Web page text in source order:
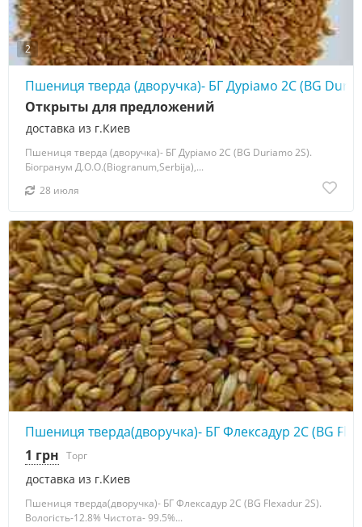
2
Пшениця тверда (дворучка)- БГ Дуріамо 2С (BG
доставка из г.Киев
Открыты для предложений
Пшениця тверда (дворучка)- БГ Дуріамо 2С (BG Duriamo 2S).
Біогранум Д.О.О.(Biogranum,Serbija),...
28 июля
Пшениця тверда(дворучка)- БГ Флексадур 2С (BG
доставка из г.Киев
1 грн Торг
Пшениця тверда(дворучка)- БГ Флексадур 2С (BG Flexadur 2S).
Вологість-12.8% Чистота- 99.5%...